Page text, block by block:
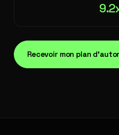
Recevoir mon plan